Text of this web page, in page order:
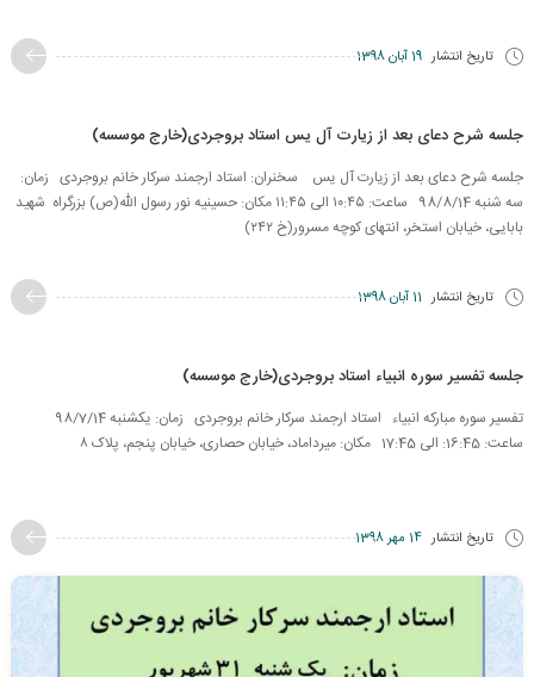
تاریخ انتشار 19 آبان 1398
جلسه شرح دعای بعد از زیارت آل یس استاد بروجردی(خارج موسسه)
جلسه شرح دعای بعد از زیارت آل یس سخنران: استاد ارجمند سرکار خانم بروجردی زمان:
سه شنبه 98/8/14 ساعت: ۱۰:۴۵ الی ۱۱:۴۵ مکان: حسینیه نور رسول الله(ص) بزرگراه شهید
بابایی، خیابان استخر، انتهای کوچه مسرور(خ ۲۴۲)
تاریخ انتشار 11 آبان 1398
جلسه تفسیر سوره انبیاء استاد بروجردی(خارج موسسه)
ساعت: 16:45: الی 17:45 مکان: میرداماد، خیابان حصاری، خیابان پنجم، پلاک ۸
تاریخ انتشار 14 مهر 1398